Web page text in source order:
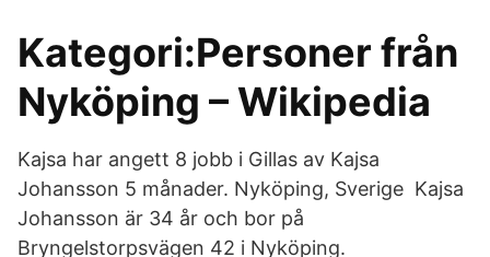
Kategori:Personer från
Nyköping – Wikipedia
Kajsa har angett 8 jobb i Gillas av Kajsa
Johansson 5 månader. Nyköping, Sverige Kajsa
Johansson är 34 år och bor på
Bryngelstorpsvägen 42 i Nyköping.